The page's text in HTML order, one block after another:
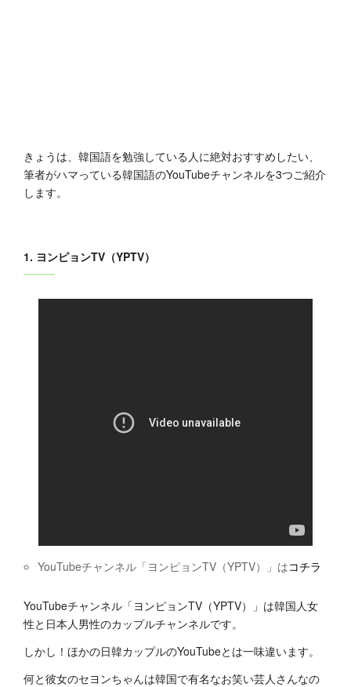
きょうは、韓国語を勉強している人に絶対おすすめしたい、
筆者がハマっている韓国語のYouTubeチャンネルを3つご紹介
します。
1. ヨンピョンTV（YPTV）
YouTubeチャンネル「ヨンピョンTV（YPTV）」はコチラ
YouTubeチャンネル「ヨンピョンTV（YPTV）」は韓国人女
性と日本人男性のカップルチャンネルです。
しかし！ほかの日韓カップルのYouTubeとは一味違います。
何と彼女のセヨンちゃんは韓国で有名なお笑い芸人さんなの